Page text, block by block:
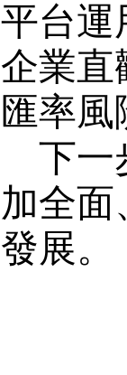
平台運
企業直
匯率
下一
加全面
發展。